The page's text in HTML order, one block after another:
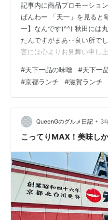
記事内に商品プロモーショ
ばんわー 「天一」を見ると
一】なんです(^^) 秋田には
たんですがまあ･･良い所で
害には心よりお見舞い申し
ませんが^^;若者の次元を脱
らしい環境だと思います！
初、ご地元の方に「秋田に
いた時、 あるよ！ と言わ
休みに行ってみたいです、
てもらったラーメ…
#天下一品の味噌 #天下一
#京都ランチ #滋賀ランチ
QueenGのグルメ日記 • 3
こってりMAX！美味しか